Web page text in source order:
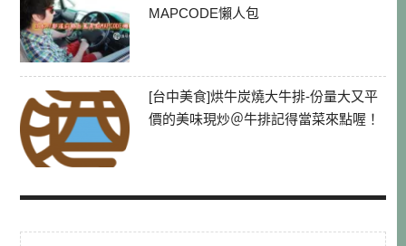
MAPCODE懶人包
[台中美食]烘牛炭燒大牛排-份量大又平
價的美味現炒＠牛排記得當菜來點喔！